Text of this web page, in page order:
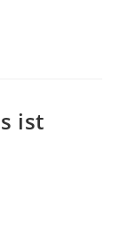
ist